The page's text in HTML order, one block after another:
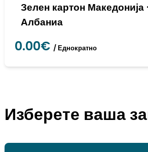
Зелен картон
Албаниа
0.00€ / Еднократно
Изберете ваша